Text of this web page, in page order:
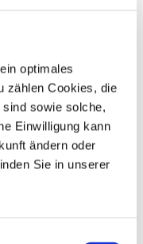
optimales
zählen Cookies, die
sowie solche,
Einwilligung kann
ändern oder
Sie in unserer
der
(NLM)
in
Workshops
Angebot